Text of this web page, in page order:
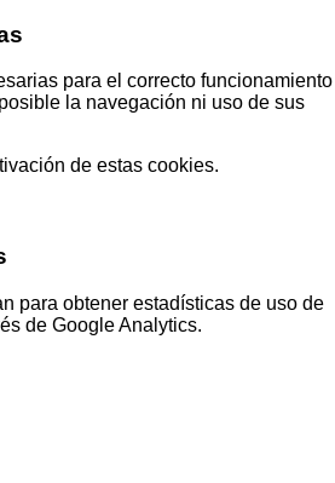
para el correcto funcionamiento
la navegación ni uso de sus
de estas cookies.
para obtener estadísticas de uso de
de Google Analytics.